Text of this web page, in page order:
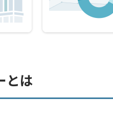
とは